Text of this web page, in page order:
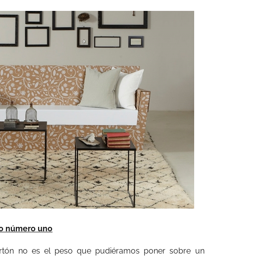
número uno
no es el peso que pudiéramos poner sobre un